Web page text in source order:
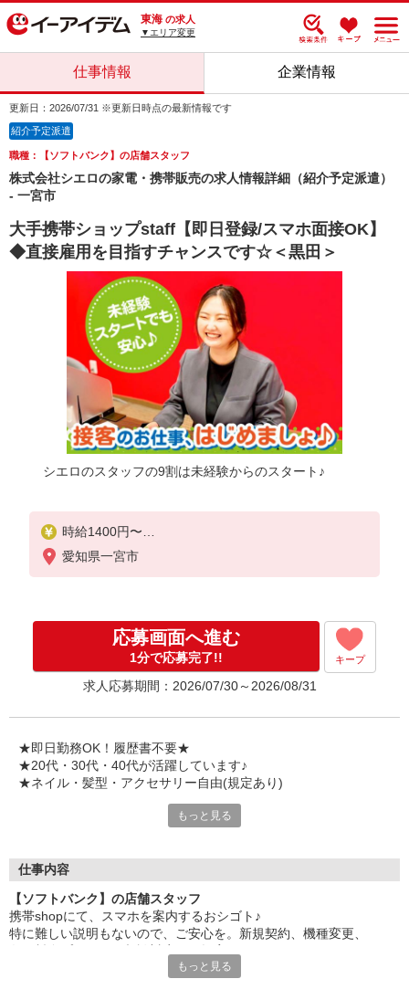
東海 の求人
▼エリア変更
仕事情報 企業情報
更新日：2026/07/31 ※更新日時点の最新情報です
紹介予定派遣
職種：【ソフトバンク】の店舗スタッフ
株式会社シエロの家電・携帯販売の求人情報詳細（紹介予定派遣）
- 一宮市
大手携帯ショップstaff【即日登録/スマホ面接OK】
◆直接雇用を目指すチャンスです☆＜黒田＞
シエロのスタッフの9割は未経験からのスタート♪
時給1400円〜
※残業代支給
★交通費別途支給（規定あり）
入社祝い金10万円支給(規定有)
お友達を紹介頂くと,
インセンティブ支給(規定有)
゜・。○。・゜+゜・。○。・゜+゜
愛知県一宮市
応募画面へ進む
1分で応募完了!! キープ
求人応募期間：2026/07/30～2026/08/31
★即日勤務OK！履歴書不要★
★20代・30代・40代が活躍しています♪
★ネイル・髪型・アクセサリー自由(規定あり)
各キャリアの新機種が特別価格で購入OK！！
特別割引価格でご利用可能☆
お得に過ごしたいあなたの味方です♪
【選べるお仕事いろいろ】
もっと見る
仕事内容
【ソフトバンク】の店舗スタッフ
携帯shopにて、スマホを案内するおシゴト♪
特に難しい説明もないので、ご安心を。新規契約、機種変更、
もっと見る